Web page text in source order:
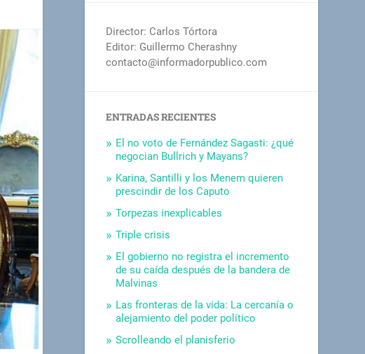
Director: Carlos Tórtora
Editor: Guillermo Cherashny
contacto@informadorpublico.com
ENTRADAS RECIENTES
El no voto de Fernández Sagasti: ¿qué
negocian Bullrich y Mayans?
Karina, Santilli y los Menem quieren
prescindir de los Caputo
Torpezas inexplicables
Triple crisis
El gobierno no registra el incremento
de su caída después de la bandera de
Malvinas
Las fronteras de la vida: La cercanía o
alejamiento del poder político
Scrolleando el planisferio